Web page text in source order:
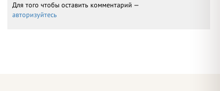
Для того чтобы оставить комментарий —
авторизуйтесь